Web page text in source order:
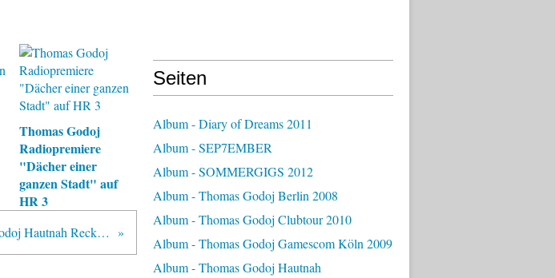
Thomas Godoj
Radiopremiere
"Dächer einer
ganzen Stadt" auf
HR 3
Thomas Godoj Hautnah Recklinghausen - Fotos
Seiten
Album - Diary of Dreams 2011
Album - SEP7EMBER
Album - SOMMERGIGS 2012
Album - Thomas Godoj Berlin 2008
Album - Thomas Godoj Clubtour 2010
Album - Thomas Godoj Gamescom Köln 2009
Album - Thomas Godoj Hautnah